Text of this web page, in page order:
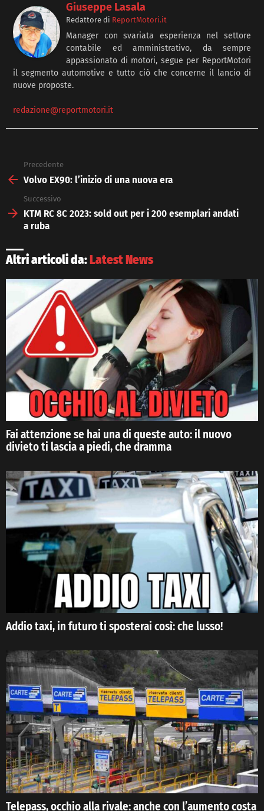
Giuseppe Lasala
Redattore di ReportMotori.it
Manager con svariata esperienza nel settore
contabile ed amministrativo, da sempre
appassionato di motori, segue per ReportMotori
il segmento automotive e tutto ciò che concerne il lancio di
nuove proposte.
redazione@reportmotori.it
more
Precedente
Volvo EX90: l’inizio di una nuova era
Successivo
KTM RC 8C 2023: sold out per i 200 esemplari andati
a ruba
Altri articoli da:Latest News
Fai attenzione se hai una di queste auto: il nuovo
divieto ti lascia a piedi, che dramma
Addio taxi, in futuro ti sposterai così: che lusso!
Telepass, occhio alla rivale: anche con l’aumento costa